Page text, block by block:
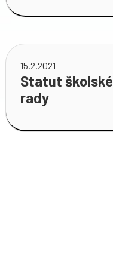
15.2.2021
Statut školské
rady